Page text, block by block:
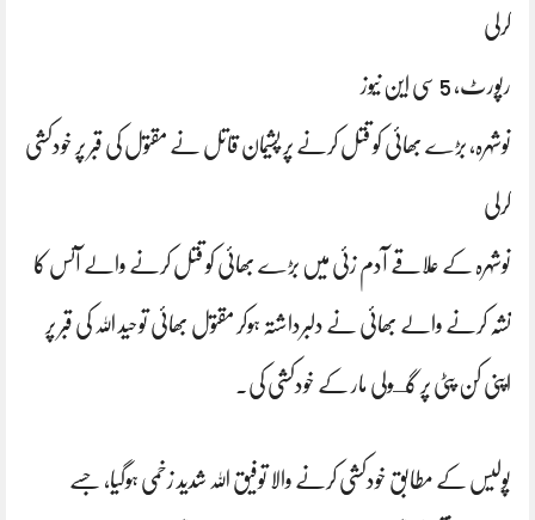
کرلی
رپورٹ، 5 سی این نیوز
نوشہرہ، بڑے بھائی کو قتل کرنے پر پشیمان قاتل نے مقتول کی قبر پر خودکشی
کرلی
نوشہرہ کے علاقے آدم زئی میں بڑے بھائی کو قتل کرنے والے آئس کا
نشہ کرنے والے بھائی نے دلبرداشتہ ہوکر مقتول بھائی توحید اللہ کی قبر پر
اپنی کن پٹی پر گـولی مار کے خودکشی کی۔
پولیس کے مطابق خودکشی کرنے والا توفیق اللہ شدید زخمی ہوگیا، جسے